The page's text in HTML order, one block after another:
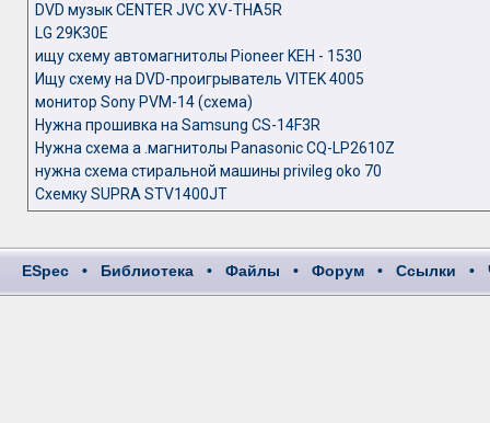
DVD музык CENTER JVC XV-THA5R
LG 29K30E
ищу схему автомагнитолы Pioneer KEH - 1530
Ищу схему на DVD-проигрыватель VITEK 4005
монитор Sony PVM-14 (схема)
Нужна прошивка на Samsung CS-14F3R
Нужна схема а .магнитолы Panasonic CQ-LP2610Z
нужна схема стиральной машины privileg oko 70
Схемку SUPRA STV1400JT
ESpec • Библиотека • Файлы • Форум • Ссылки •